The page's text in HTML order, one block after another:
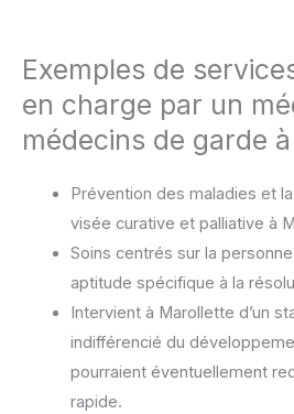
Exemples de
en charge par un
médecins de garde
Prévention des maladies et
visée curative et palliative à
Soins centrés sur la
aptitude spécifique à la
Intervient à Marollette d’un
indifférencié du
pourraient éventuellement
rapide.